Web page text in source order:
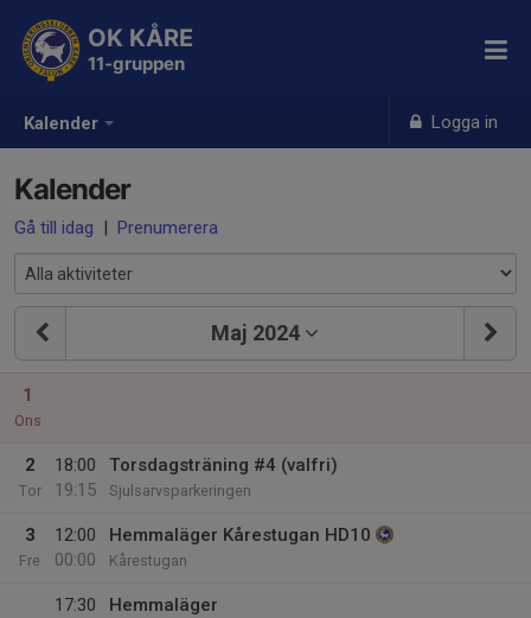
Kalender Logga in
OK KÅRE
11-gruppen
Kalender
Gå till idag | Prenumerera
Maj 2024
1
Ons
2
Tor
18:00
19:15
Torsdagsträning #4 (valfri)
Sjulsarvsparkeringen
3
Fre
12:00
00:00
Hemmaläger Kårestugan HD10
Kårestugan
17:30
Hemmaläger